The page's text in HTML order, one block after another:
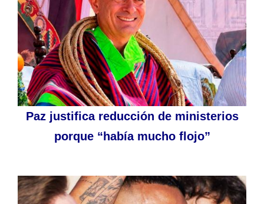
Paz justifica reducción de ministerios
porque “había mucho flojo”